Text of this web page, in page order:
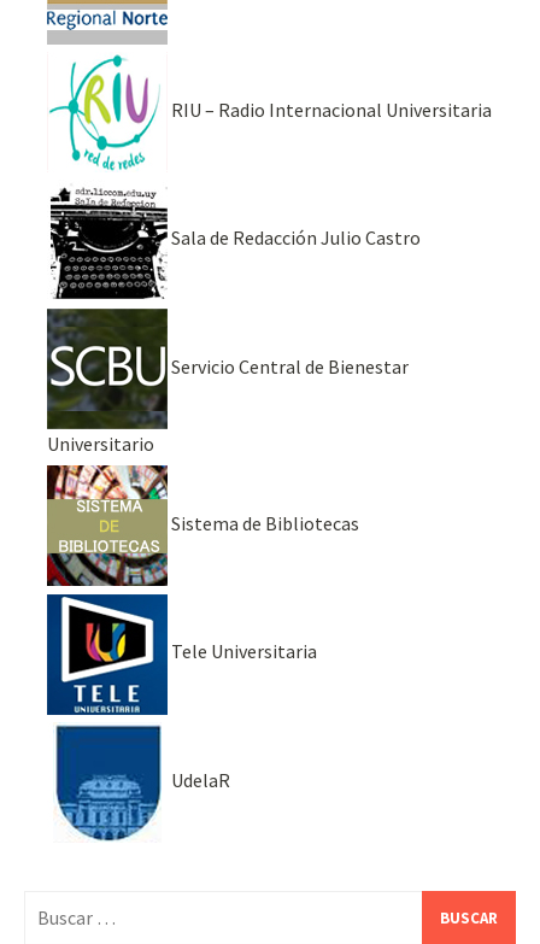
RIU – Radio Internacional Universitaria
Sala de Redacción Julio Castro
Servicio Central de Bienestar
Universitario
Sistema de Bibliotecas
Tele Universitaria
UdelaR